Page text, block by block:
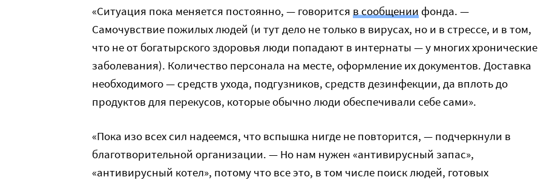
«Ситуация пока меняется постоянно, — говорится в сообщении фонда. —
Самочувствие пожилых людей (и тут дело не только в вирусах, но и в стрессе, и в том,
что не от богатырского здоровья люди попадают в интернаты — у многих хронические
заболевания). Количество персонала на месте, оформление их документов. Доставка
необходимого — средств ухода, подгузников, средств дезинфекции, да вплоть до
продуктов для перекусов, которые обычно люди обеспечивали себе сами».
«Пока изо всех сил надеемся, что вспышка нигде не повторится, — подчеркнули в
благотворительной организации. — Но нам нужен «антивирусный запас»,
«антивирусный котел», потому что все это, в том числе поиск людей, готовых